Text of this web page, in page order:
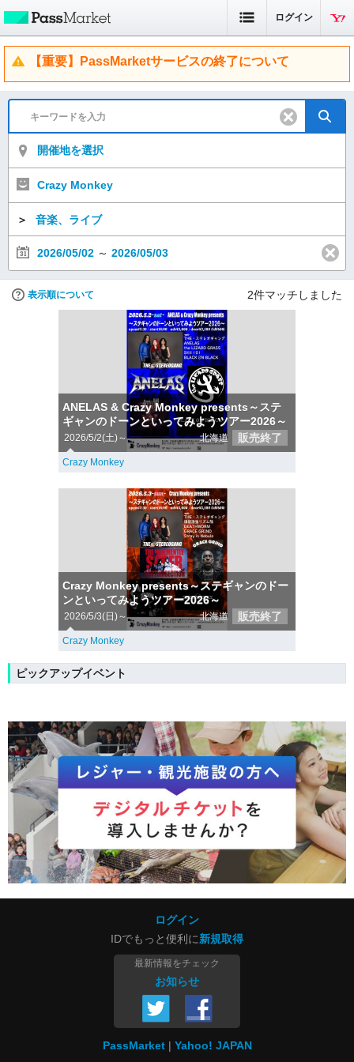
ログイン
【重要】PassMarketサービスの終了について
開催地を選択
Crazy Monkey
＞ 音楽、ライブ
2026/05/02 ～ 2026/05/03
表示順について 2件マッチしました
ANELAS & Crazy Monkey presents～ステ
ギャンのドーンといってみようツアー2026～
2026/5/2(土)～ 北海道 販売終了
Crazy Monkey
Crazy Monkey presents～ステギャンのドー
ンといってみようツアー2026～
2026/5/3(日)～ 北海道 販売終了
Crazy Monkey
ピックアップイベント
ログイン
IDでもっと便利に新規取得
最新情報をチェック
お知らせ
PassMarket Yahoo! JAPAN